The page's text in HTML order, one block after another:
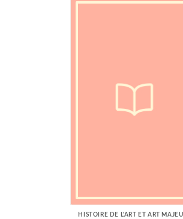
HISTOIRE DE L'ART ET ART